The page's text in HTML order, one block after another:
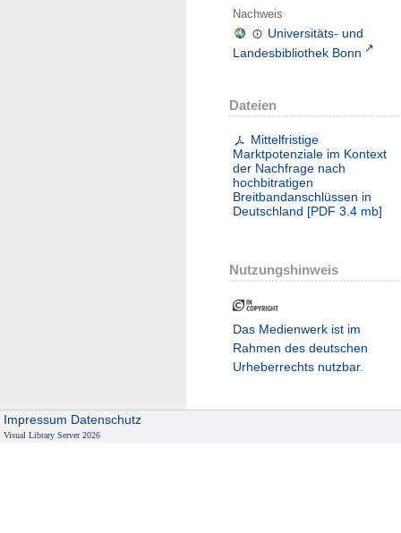
Nachweis
Universitäts- und
Landesbibliothek Bonn
Dateien
Mittelfristige
Marktpotenziale im Kontext
der Nachfrage nach
hochbitratigen
Breitbandanschlüssen in
Deutschland [PDF 3.4 mb]
Nutzungshinweis
Das Medienwerk ist im
Rahmen des deutschen
Urheberrechts nutzbar.
Impressum Datenschutz
Visual Library Server 2026